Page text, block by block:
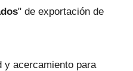
" de exportación de
y acercamiento para